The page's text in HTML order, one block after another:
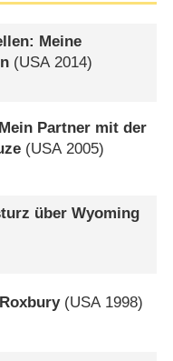
Meine
(USA2014)
Partner mit der
(USA 2005)
über Wyoming
(USA1998)